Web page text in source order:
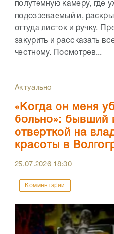
полутемную камеру, где
подозреваемый и,
оттуда листок и ручку.
закурить и рассказать
честному. Посмотрев...
Актуально
«Когда он меня
больно»: бывший
отверткой на
красоты в
25.07.2026 18:30
Комментарии